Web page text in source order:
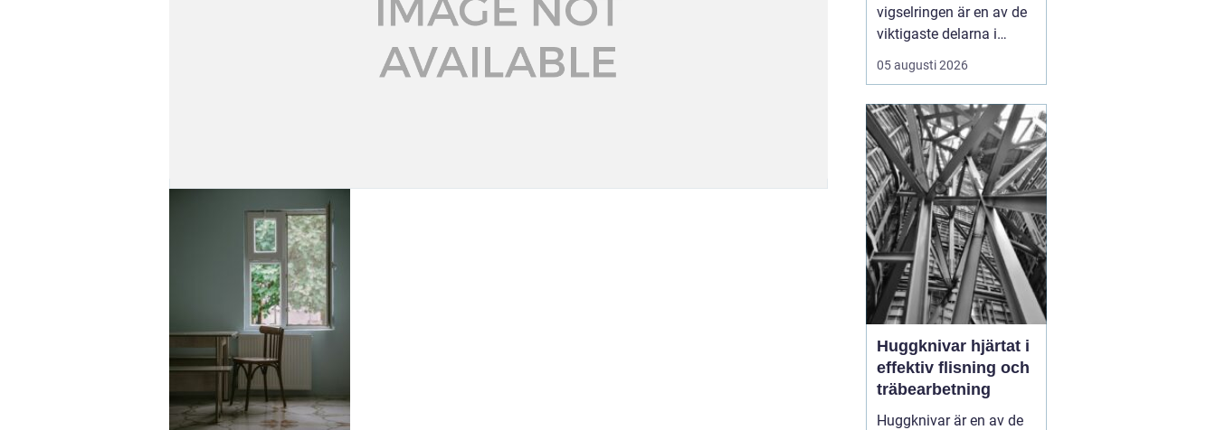
vigselringen är en av de
viktigaste delarna i
förberedelserna inför ert
liv tillsammans.
inte bara en fras, det
handlar om att hitta en
ring som symboliserar er
unika kärleks...
05 augusti 2026
Huggknivar hjärtat i
effektiv flisning och
träbearbetning
Huggknivar är en av de